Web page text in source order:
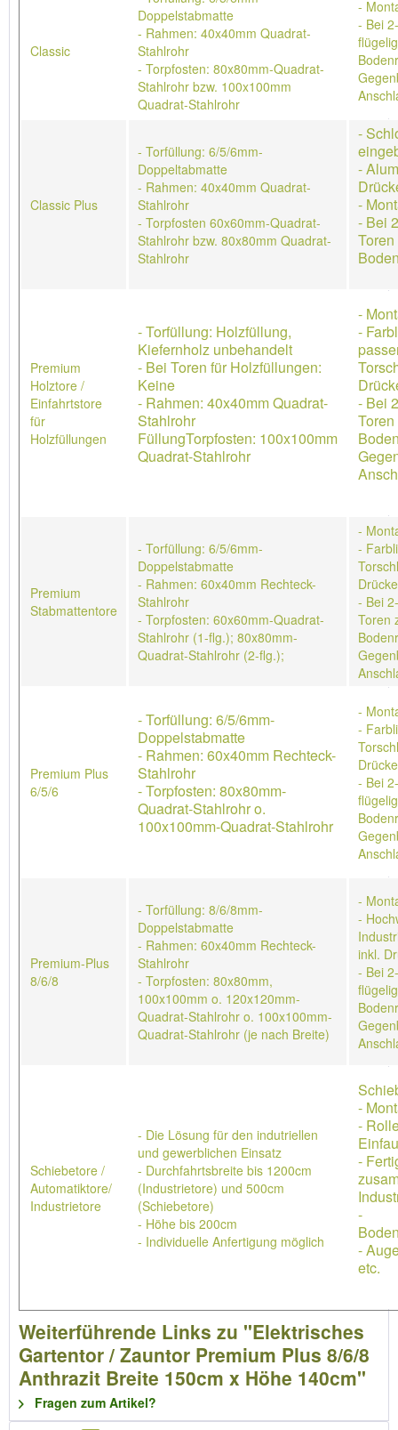
Classic
Doppelstabmatte
- Rahmen: 40x40mm Quadrat-
Stahlrohr
- Torpfosten: 80x80mm-Quadrat-
Stahlrohr bzw. 100x100mm
Quadrat-Stahlrohr
-
- Bei
Classic Plus
- Torfüllung: 6/5/6mm-
Doppeltabmatte
- Rahmen: 40x40mm Quadrat-
Stahlrohr
- Torpfosten 60x60mm-Quadrat-
Stahlrohr bzw. 80x80mm Quadrat-
Stahlrohr
-
-
-
- Bei
Premium
Holztore /
Einfahrtstore
für
Holzfüllungen
- Torfüllung: Holzfüllung,
Kiefernholz unbehandelt
- Bei Toren für Holzfüllungen:
Keine
- Rahmen: 40x40mm Quadrat-
Stahlrohr
FüllungTorpfosten: 100x100mm
Quadrat-Stahlrohr
-
-
- Bei
Premium
Stabmattentore
- Torfüllung: 6/5/6mm-
Doppelstabmatte
- Rahmen: 60x40mm Rechteck-
Stahlrohr
- Torpfosten: 60x60mm-Quadrat-
Stahlrohr (1-flg.); 80x80mm-
Quadrat-Stahlrohr (2-flg.);
-
-
- Bei
Toren
Premium Plus
6/5/6
- Torfüllung: 6/5/6mm-
Doppelstabmatte
- Rahmen: 60x40mm Rechteck-
Stahlrohr
- Torpfosten: 80x80mm-
Quadrat-Stahlrohr o.
100x100mm-Quadrat-Stahlrohr
-
-
- Bei
Premium-Plus
8/6/8
- Torfüllung: 8/6/8mm-
Doppelstabmatte
- Rahmen: 60x40mm Rechteck-
Stahlrohr
- Torpfosten: 80x80mm,
100x100mm o. 120x120mm-
Quadrat-Stahlrohr o. 100x100mm-
Quadrat-Stahlrohr (je nach Breite)
-
-
inkl.
- Bei
Schiebetore /
Automatiktore/
Industrietore
- Die Lösung für den indutriellen
und gewerblichen Einsatz
- Durchfahrtsbreite bis 1200cm
(Industrietore) und 500cm
(Schiebetore)
- Höhe bis 200cm
- Individuelle Anfertigung möglich
-
-
-
-
-
etc.
Weiterführende Links zu "Elektrisches
Gartentor / Zauntor Premium Plus 8/6/8
Anthrazit Breite 150cm x Höhe 140cm"
Fragen zum Artikel?